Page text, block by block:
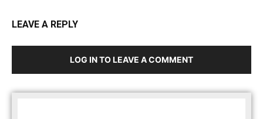
LEAVE A REPLY
LOG IN TO LEAVE A COMMENT